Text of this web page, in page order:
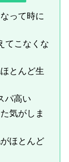
って時に
てこなくな
とんど生
パ高い
気がしま
ほとんど